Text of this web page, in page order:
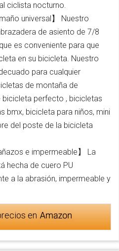
ciclista nocturno.
universal】 Nuestro
de asiento de 7/8
es conveniente para que
en su bicicleta. Nuestro
para cualquier
de montaña de
bicicleta perfecto , bicicletas
bmx, bicicleta para niños, mini
del poste de la bicicleta
e impermeable】 La
hecha de cuero PU
a la abrasión, impermeable y
en